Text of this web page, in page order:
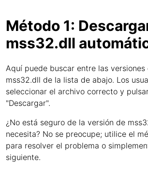
Método 1:
mss32.dll
Aquí puede buscar entre las
mss32.dll de la lista de abajo. Los
seleccionar el archivo correcto y
"Descargar".
¿No está seguro de la versión de
necesita? No se preocupe; utilice el
para resolver el problema o
siguiente.